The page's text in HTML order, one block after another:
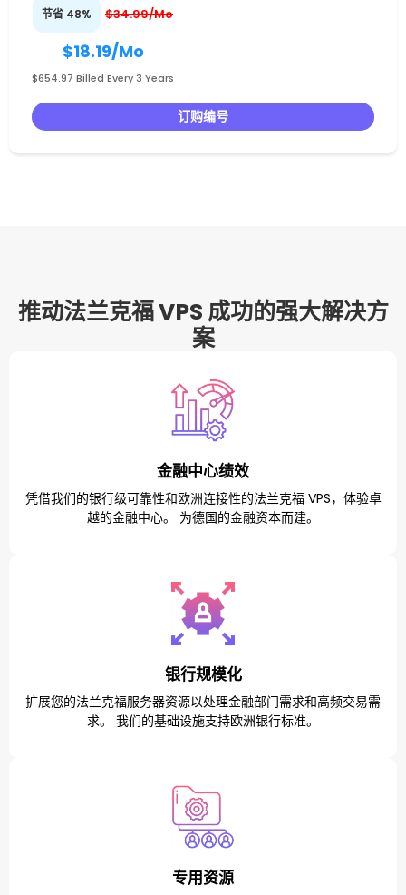
节省 48% $34.99/Mo
$18.19/Mo
$654.97 Billed Every 3 Years
订购编号
推动法兰克福 VPS 成功的强大解决方
案
金融中心绩效
凭借我们的银行级可靠性和欧洲连接性的法兰克福 VPS，体验卓
越的金融中心。 为德国的金融资本而建。
银行规模化
扩展您的法兰克福服务器资源以处理金融部门需求和高频交易需
求。 我们的基础设施支持欧洲银行标准。
专用资源